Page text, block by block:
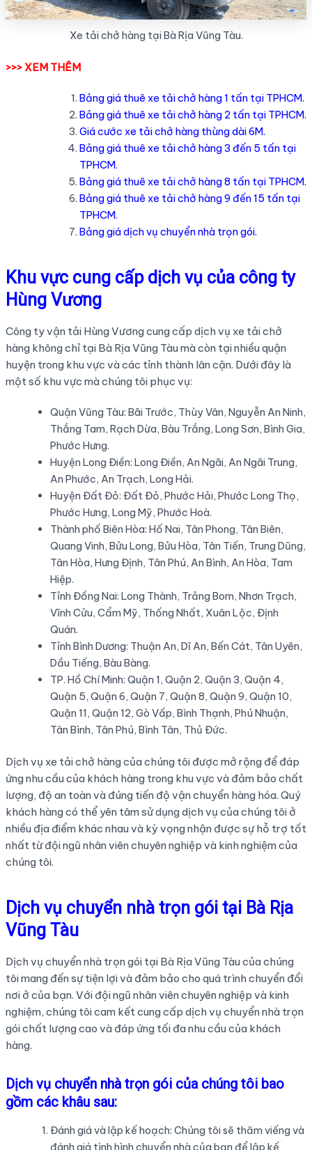
Xe tải chở hàng tại Bà Rịa Vũng Tàu.
>>> XEM THÊM
Bảng giá thuê xe tải chở hàng 1 tấn tại TPHCM.
Bảng giá thuê xe tải chở hàng 2 tấn tại TPHCM.
Giá cước xe tải chở hàng thùng dài 6M.
Bảng giá thuê xe tải chở hàng 3 đến 5 tấn tại
TPHCM.
Bảng giá thuê xe tải chở hàng 8 tấn tại TPHCM.
Bảng giá thuê xe tải chở hàng 9 đến 15 tấn tại
TPHCM.
Bảng giá dịch vụ chuyển nhà trọn gói.
Khu vực cung cấp dịch vụ của công ty
Hùng Vương
Công ty vận tải Hùng Vương cung cấp dịch vụ xe tải chở
hàng không chỉ tại Bà Rịa Vũng Tàu mà còn tại nhiều quận
huyện trong khu vực và các tỉnh thành lân cận. Dưới đây là
một số khu vực mà chúng tôi phục vụ:
Quận Vũng Tàu: Bãi Trước, Thùy Vân, Nguyễn An Ninh,
Thắng Tam, Rạch Dừa, Bàu Trắng, Long Sơn, Bình Gia,
Phước Hưng.
Huyện Long Điền: Long Điền, An Ngãi, An Ngãi Trung,
An Phước, An Trạch, Long Hải.
Huyện Đất Đỏ: Đất Đỏ, Phước Hải, Phước Long Thọ,
Phước Hưng, Long Mỹ, Phước Hoà.
Thành phố Biên Hòa: Hố Nai, Tân Phong, Tân Biên,
Quang Vinh, Bửu Long, Bửu Hòa, Tân Tiến, Trung Dũng,
Tân Hòa, Hưng Định, Tân Phú, An Bình, An Hòa, Tam
Hiệp.
Tỉnh Đồng Nai: Long Thành, Trảng Bom, Nhơn Trạch,
Vĩnh Cửu, Cẩm Mỹ, Thống Nhất, Xuân Lộc, Định
Quán.
Tỉnh Bình Dương: Thuận An, Dĩ An, Bến Cát, Tân Uyên,
Dầu Tiếng, Bàu Bàng.
TP. Hồ Chí Minh: Quận 1, Quận 2, Quận 3, Quận 4,
Quận 5, Quận 6, Quận 7, Quận 8, Quận 9, Quận 10,
Quận 11, Quận 12, Gò Vấp, Bình Thạnh, Phú Nhuận,
Tân Bình, Tân Phú, Bình Tân, Thủ Đức.
Dịch vụ xe tải chở hàng của chúng tôi được mở rộng để đáp
ứng nhu cầu của khách hàng trong khu vực và đảm bảo chất
lượng, độ an toàn và đúng tiến độ vận chuyển hàng hóa. Quý
khách hàng có thể yên tâm sử dụng dịch vụ của chúng tôi ở
nhiều địa điểm khác nhau và kỳ vọng nhận được sự hỗ trợ tốt
nhất từ đội ngũ nhân viên chuyên nghiệp và kinh nghiệm của
chúng tôi.
Dịch vụ chuyển nhà trọn gói tại Bà Rịa
Vũng Tàu
Dịch vụ chuyển nhà trọn gói tại Bà Rịa Vũng Tàu của chúng
tôi mang đến sự tiện lợi và đảm bảo cho quá trình chuyển đổi
nơi ở của bạn. Với đội ngũ nhân viên chuyên nghiệp và kinh
nghiệm, chúng tôi cam kết cung cấp dịch vụ chuyển nhà trọn
gói chất lượng cao và đáp ứng tối đa nhu cầu của khách
hàng.
Dịch vụ chuyển nhà trọn gói của chúng tôi bao
gồm các khâu sau:
Đánh giá và lập kế hoạch: Chúng tôi sẽ thăm viếng và
đánh giá tình hình chuyển nhà của bạn để lập kế